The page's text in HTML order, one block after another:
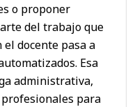
o proponer
del trabajo que
docente pasa a
Esa
administrativa,
para